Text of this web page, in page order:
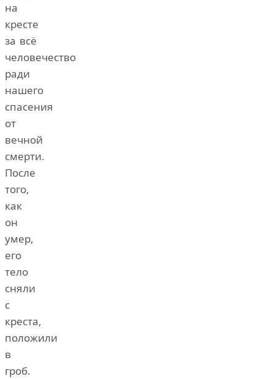
на
кресте
за всё
человечество
ради
нашего
спасения
от
вечной
смерти.
После
того,
как
он
умер,
его
тело
сняли
с
креста,
положили
в
гроб.